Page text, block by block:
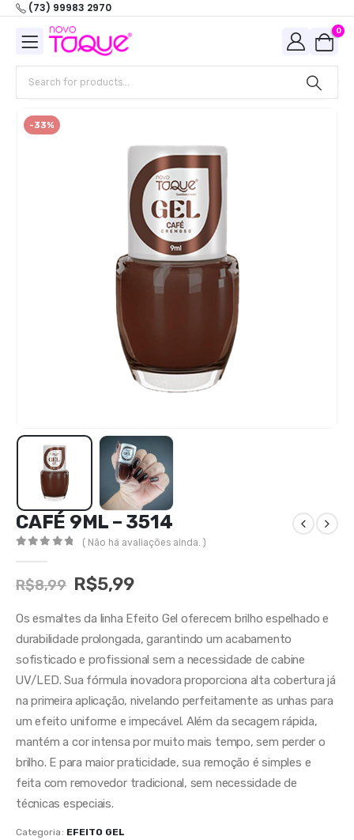
(73) 99983 2970
0
-33%
CAFÉ 9ML – 3514
( Não há avaliações ainda. )
R$8,99 R$5,99
Os esmaltes da linha Efeito Gel oferecem brilho espelhado e
durabilidade prolongada, garantindo um acabamento
sofisticado e profissional sem a necessidade de cabine
UV/LED. Sua fórmula inovadora proporciona alta cobertura já
na primeira aplicação, nivelando perfeitamente as unhas para
um efeito uniforme e impecável. Além da secagem rápida,
mantém a cor intensa por muito mais tempo, sem perder o
brilho. E para maior praticidade, sua remoção é simples e
feita com removedor tradicional, sem necessidade de
técnicas especiais.
Categoria: EFEITO GEL